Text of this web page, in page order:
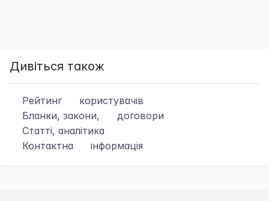
Дивіться також
Рейтинг
користувачів
Бланки, закони,
договори
Статті, аналітика
Контактна
інформація